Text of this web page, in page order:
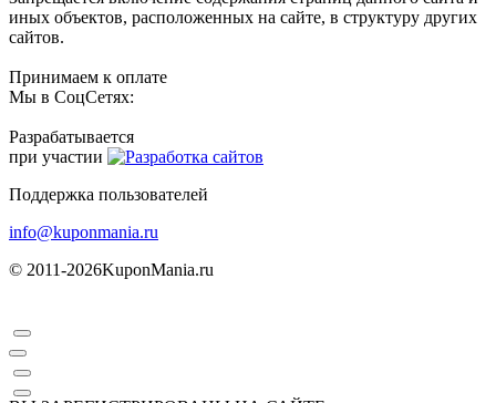
иных объектов, расположенных на сайте, в структуру других
сайтов.
Принимаем к оплате
Мы в СоцСетях:
Разрабатывается
при участии
Поддержка пользователей
info@kuponmania.ru
© 2011-2026KuponMania.ru